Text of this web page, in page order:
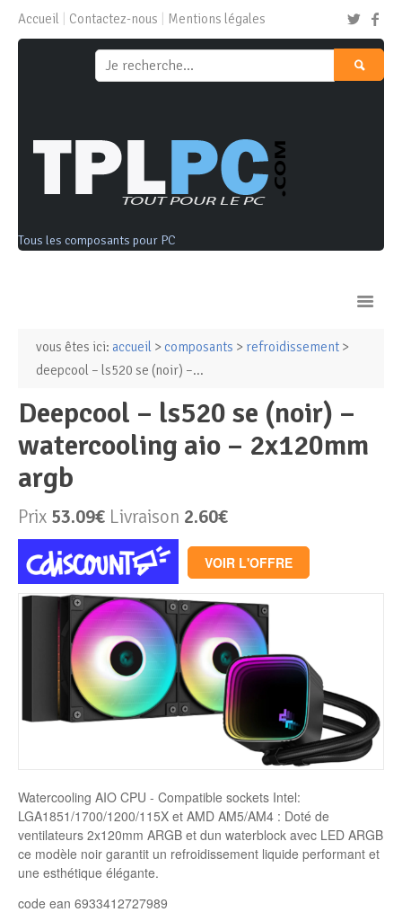
Accueil Contactez-nous Mentions légales
Tous les composants pour PC
Ordinateurs & Tablettes
PC de bureau
PC portable
Mini PC
PC Tout-en-un
PC en kit
Barebone
Tablettes
Alimentation PC
Boitier PC
Carte graphique
Carte mère
Mémoire PC
Mémoire Notebook
Disque SSD
Périphériques & Réseaux
Clavier & Souris
Ecran PC
Imprimante
Réseaux
vous êtes ici: accueil > composants > refroidissement >
deepcool – ls520 se (noir) –...
deepcool – ls520 se (noir) –
watercooling aio – 2x120mm
argb
Prix 53.09€ Livraison 2.60€
VOIR L'OFFRE
Watercooling AIO CPU - Compatible sockets Intel:
LGA1851/1700/1200/115X et AMD AM5/AM4 : Doté de
ventilateurs 2x120mm ARGB et dun waterblock avec LED ARGB
ce modèle noir garantit un refroidissement liquide performant et
une esthétique élégante.
code ean 6933412727989